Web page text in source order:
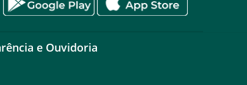
e Ouvidoria